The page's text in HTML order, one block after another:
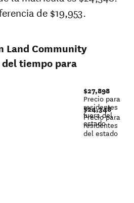
de $19,953.
Land Community
tiempo para
$27,898
Precio para
residentes
fuera del
estado
$24,348
Precio para
residentes
del estado